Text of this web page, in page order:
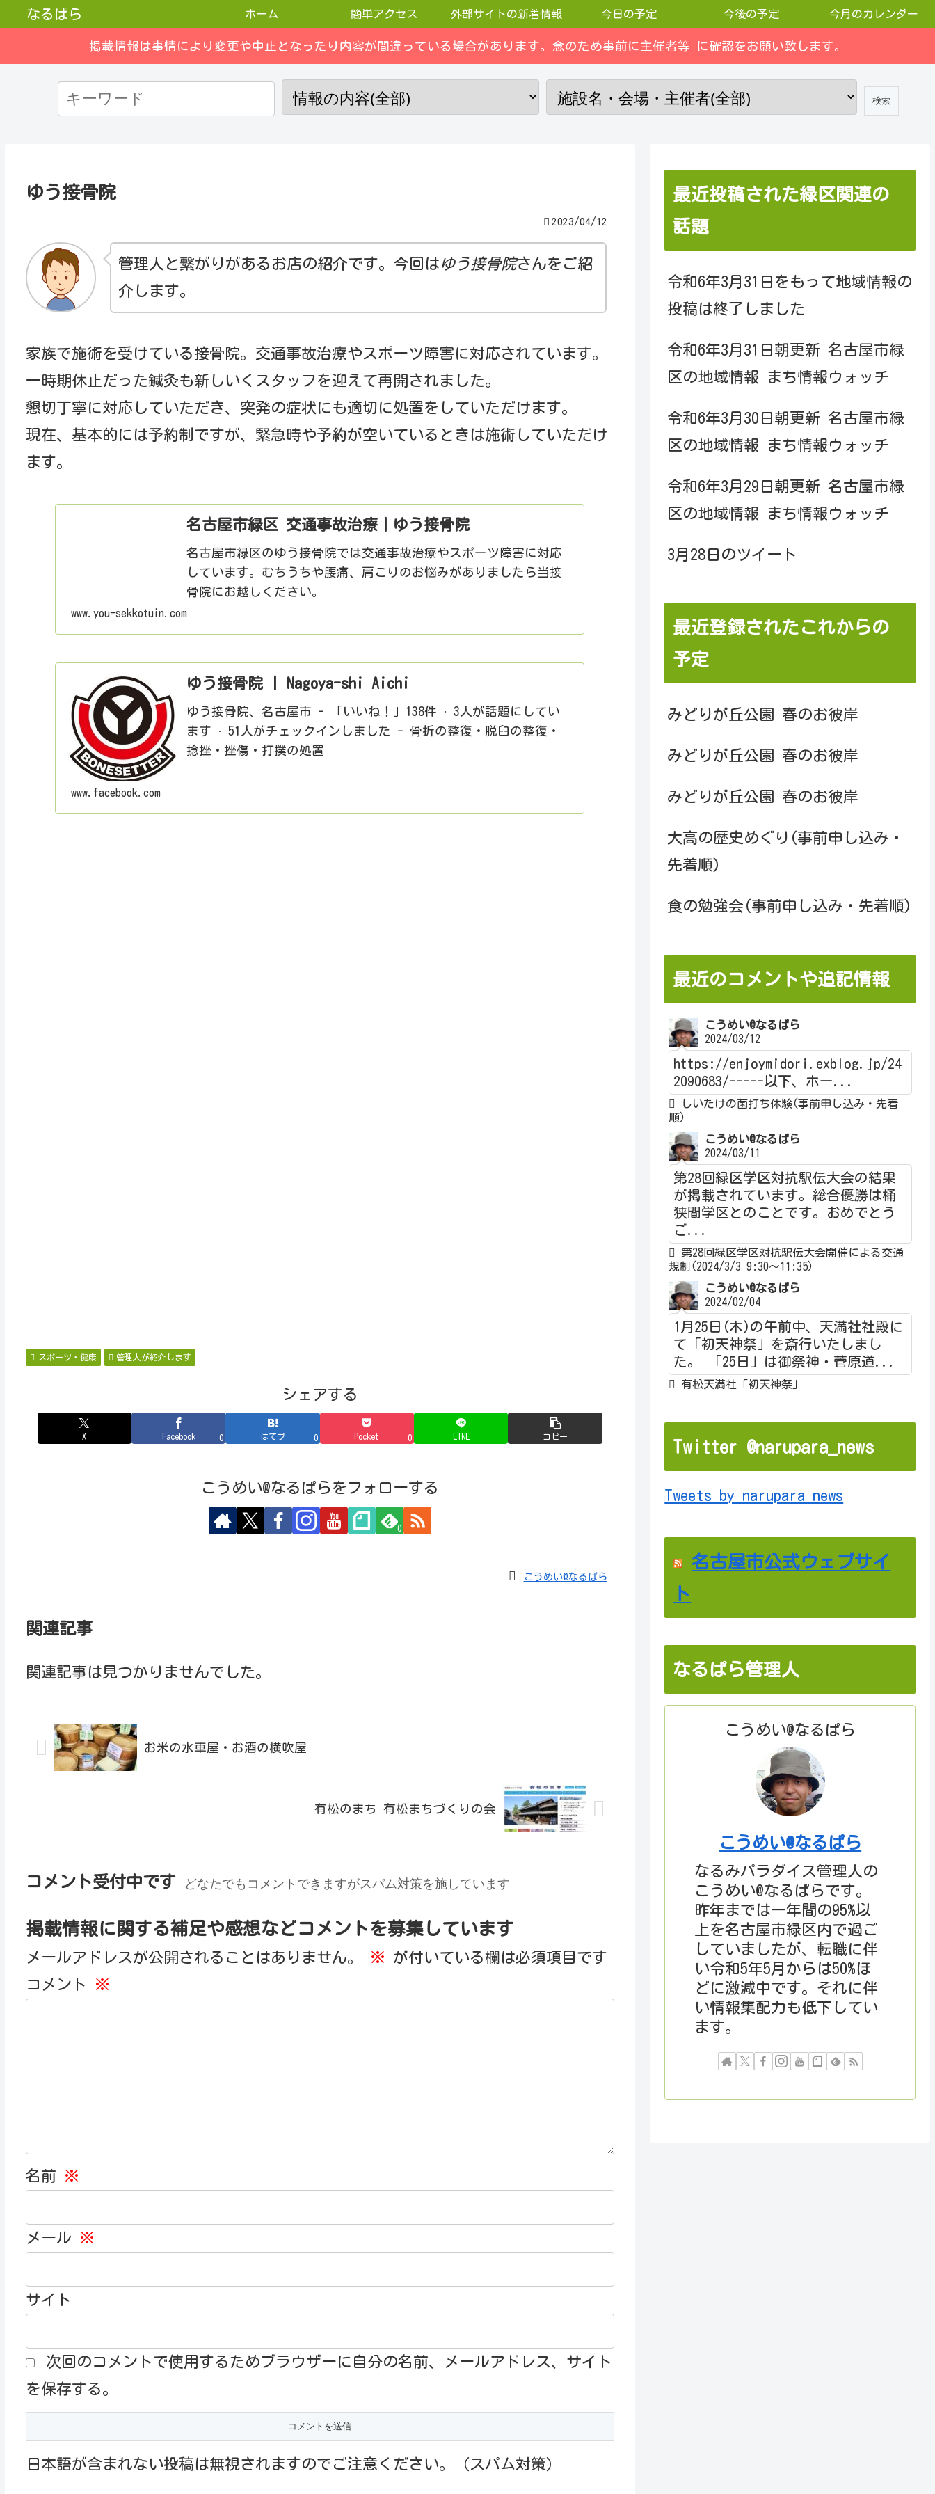
なるぱら ホーム 簡単アクセス 外部サイトの新着情報 今日の予定 今後の予定 今月のカレンダー
掲載情報は事情により変更や中止となったり内容が間違っている場合があります。念のため事前に主催者等 に確認をお願い致します。
ゆう接骨院
2023/04/12
管理人と繋がりがあるお店の紹介です。今回はゆう接骨院さんをご紹
介します。
家族で施術を受けている接骨院。交通事故治療やスポーツ障害に対応されています。
一時期休止だった鍼灸も新しいくスタッフを迎えて再開されました。
懇切丁寧に対応していただき、突発の症状にも適切に処置をしていただけます。
現在、基本的には予約制ですが、緊急時や予約が空いているときは施術していただけ
ます。
名古屋市緑区 交通事故治療｜ゆう接骨院
名古屋市緑区のゆう接骨院では交通事故治療やスポーツ障害に対応
しています。むちうちや腰痛、肩こりのお悩みがありましたら当接
骨院にお越しください。
www.you-sekkotuin.com
ゆう接骨院 | Nagoya-shi Aichi
ゆう接骨院、名古屋市 - 「いいね！」138件 · 3人が話題にしてい
ます · 51人がチェックインしました - 骨折の整復・脱臼の整復・
捻挫・挫傷・打撲の処置
www.facebook.com
スポーツ・健康 管理人が紹介します
シェアする
X Facebook 0 はてブ 0 Pocket 0 LINE コピー
こうめい@なるぱらをフォローする
0
こうめい@なるぱら
関連記事
関連記事は見つかりませんでした。
お米の水車屋・お酒の横吹屋
有松のまち 有松まちづくりの会
コメント受付中です どなたでもコメントできますがスパム対策を施しています
掲載情報に関する補足や感想などコメントを募集しています
メールアドレスが公開されることはありません。 ※ が付いている欄は必須項目です
コメント
※
名前 ※
メール ※
サイト
次回のコメントで使用するためブラウザーに自分の名前、メールアドレス、サイト
を保存する。
日本語が含まれない投稿は無視されますのでご注意ください。（スパム対策）
最近投稿された緑区関連の
話題
令和6年3月31日をもって地域情報の
投稿は終了しました
令和6年3月31日朝更新 名古屋市緑
区の地域情報 まち情報ウォッチ
令和6年3月30日朝更新 名古屋市緑
区の地域情報 まち情報ウォッチ
令和6年3月29日朝更新 名古屋市緑
区の地域情報 まち情報ウォッチ
3月28日のツイート
最近登録されたこれからの
予定
みどりが丘公園 春のお彼岸
みどりが丘公園 春のお彼岸
みどりが丘公園 春のお彼岸
大高の歴史めぐり(事前申し込み・
先着順)
食の勉強会(事前申し込み・先着順)
最近のコメントや追記情報
こうめい@なるぱら
2024/03/12
https://enjoymidori.exblog.jp/24
2090683/-----以下、ホー...
しいたけの菌打ち体験(事前申し込み・先着
順)
こうめい@なるぱら
2024/03/11
第28回緑区学区対抗駅伝大会の結果
が掲載されています。総合優勝は桶
狭間学区とのことです。おめでとう
ご...
第28回緑区学区対抗駅伝大会開催による交通
規制(2024/3/3 9:30～11:35)
こうめい@なるぱら
2024/02/04
1月25日(木)の午前中、天満社社殿に
て「初天神祭」を斎行いたしまし
た。 「25日」は御祭神・菅原道...
有松天満社「初天神祭」
Twitter @narupara_news
Tweets by narupara_news
名古屋市公式ウェブサイ
ト
なるぱら管理人
こうめい@なるぱら
こうめい@なるぱら
なるみパラダイス管理人の
こうめい@なるぱらです。
昨年までは一年間の95%以
上を名古屋市緑区内で過ご
していましたが、転職に伴
い令和5年5月からは50%ほ
どに激減中です。それに伴
い情報集配力も低下してい
ます。